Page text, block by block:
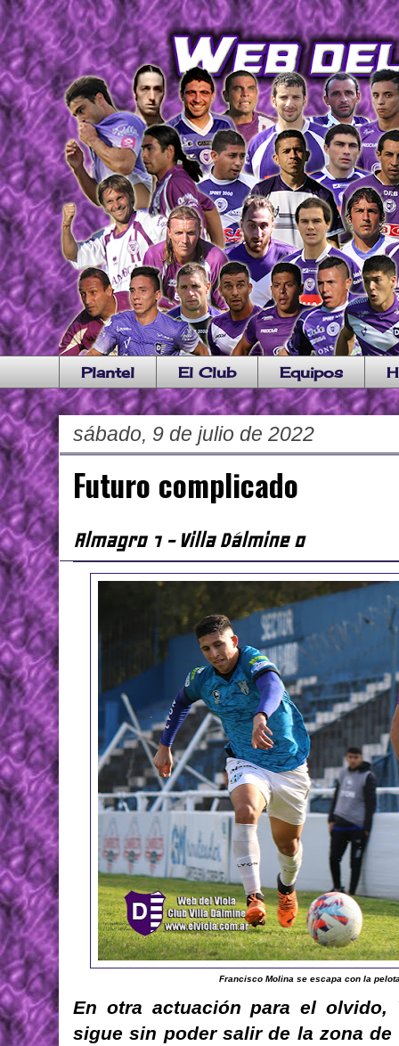
Plantel El Club Equipos
sábado, 9 de julio de 2022
Futuro complicado
Almagro 1 - Villa Dálmine 0
Francisco Molina se escapa con la
En otra actuación para el
sigue sin poder salir de la zona